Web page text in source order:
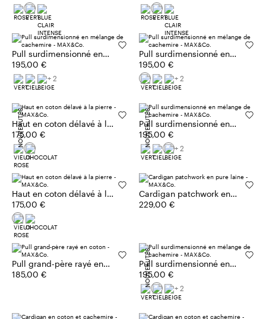
Pull surdimensionné en
mélange de cachemire
195,00 €
+ 2
Pull surdimensionné en
mélange de cachemire
195,00 €
+ 2
Haut en coton délavé à la
pierre
175,00 €
NOUVEAUTÉS
Pull surdimensionné en
mélange de cachemire
195,00 €
NOUVEAUTÉS
+ 2
Haut en coton délavé à la
pierre
175,00 €
Cardigan patchwork en
pure laine
229,00 €
Pull grand-père rayé en
coton
185,00 €
Pull surdimensionné en
mélange de cachemire
195,00 €
NOUVEAUTÉS
+ 2